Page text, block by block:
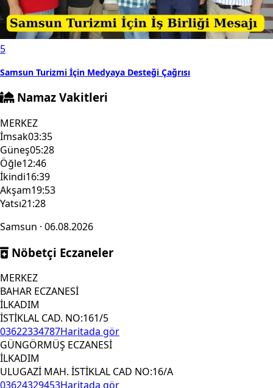
5
Samsun Turizmi İçin Medyaya Desteği Çağrısı
Namaz Vakitleri
MERKEZ
İmsak03:35
Güneş05:28
Öğle12:46
İkindi16:39
Akşam19:53
Yatsı21:28
Samsun · 06.08.2026
Nöbetçi Eczaneler
MERKEZ
BAHAR ECZANESİ
İLKADIM
İSTİKLAL CAD. NO:161/5
03622334787Haritada gör
GÜNGÖRMÜŞ ECZANESİ
İLKADIM
ULUGAZİ MAH. İSTİKLAL CAD NO:16/A
03624329453Haritada gör